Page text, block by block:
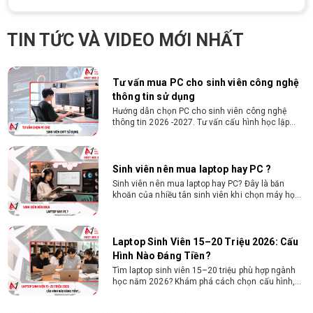
TIN TỨC VÀ VIDEO MỚI NHẤT
SketchUp mạnh, mượt, giá ổn
Tìm hiểu ngay cấu hình máy tính học AutoCAD
Revit SketchUp mạnh, mượt, tối ưu chi phí giúp
Tư vấn mua PC cho sinh viên công nghệ
thông tin sử dụng
Hướng dẫn chọn PC cho sinh viên công nghệ
thông tin 2026 -2027. Tư vấn cấu hình học lập
Sinh viên nên mua laptop hay PC ?
Sinh viên nên mua laptop hay PC? Đây là băn
khoăn của nhiều tân sinh viên khi chọn máy học
Laptop Sinh Viên 15–20 Triệu 2026: Cấu
Hình Nào Đáng Tiền?
Tìm laptop sinh viên 15–20 triệu phù hợp ngành
học năm 2026? Khám phá cách chọn cấu hình,